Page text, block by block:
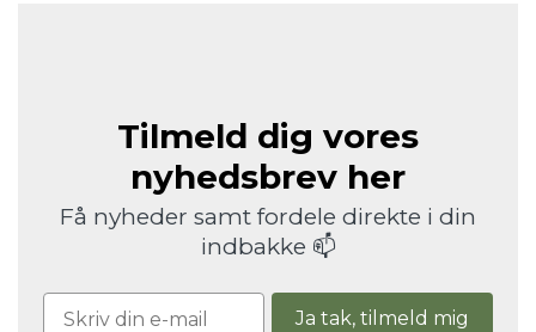
Tilmeld dig vores
nyhedsbrev her
Få nyheder samt fordele direkte i din
indbakke 📫
Ja tak, tilmeld mig